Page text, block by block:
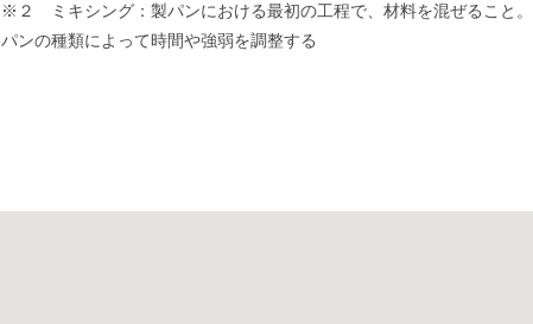
※２ ミキシング：製パンにおける最初の工程で、材料を混ぜること。
パンの種類によって時間や強弱を調整する